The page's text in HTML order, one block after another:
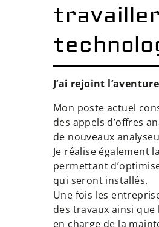
J’ai rejoint
Mon poste actuel
des appels d’offres
de nouveaux
Je réalise également
permettant
qui seront installés.
Une fois les
des travaux ainsi
en charge de la